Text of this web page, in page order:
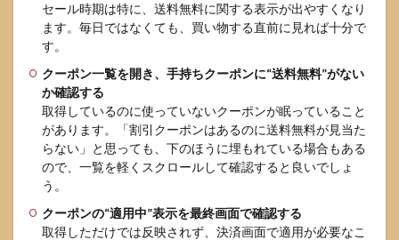
セール時期は特に、送料無料に関する表示が出やすくなり
ます。毎日ではなくても、買い物する直前に見れば十分で
す。
クーポン一覧を開き、手持ちクーポンに“送料無料”がない
か確認する
取得しているのに使っていないクーポンが眠っていること
があります。「割引クーポンはあるのに送料無料が見当た
らない」と思っても、下のほうに埋もれている場合もある
ので、一覧を軽くスクロールして確認すると良いでしょ
う。
クーポンの“適用中”表示を最終画面で確認する
取得しただけでは反映されず、決済画面で適用が必要なこ